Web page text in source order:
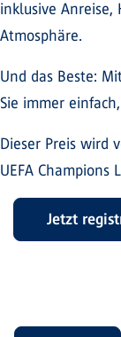
inklusive Anreise,
Atmosphäre.
Und das Beste:
Sie immer
Dieser Preis wird
UEFA Champions
Jetzt